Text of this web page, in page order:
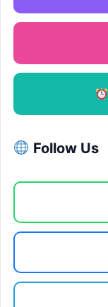
Follow Us